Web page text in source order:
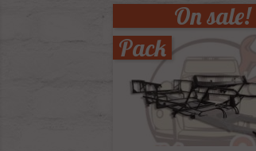
On sale!
Pack